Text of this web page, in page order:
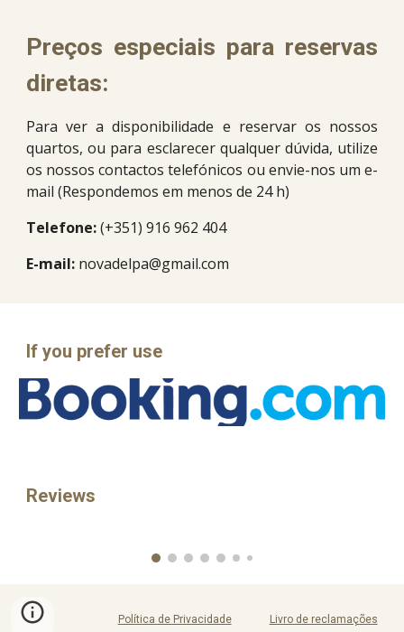
Preços especiais para reservas
diretas:
Para ver a disponibilidade e reservar os nossos
quartos, ou para esclarecer qualquer dúvida, utilize
os nossos contactos telefónicos ou envie-nos um e-
mail (Respondemos em menos de 24 h)
Telefone:(+351) 916 962 404
E-mail: novadelpa@gmail.com
If you prefer use
Reviews
Política de Privacidade Livro de reclamações